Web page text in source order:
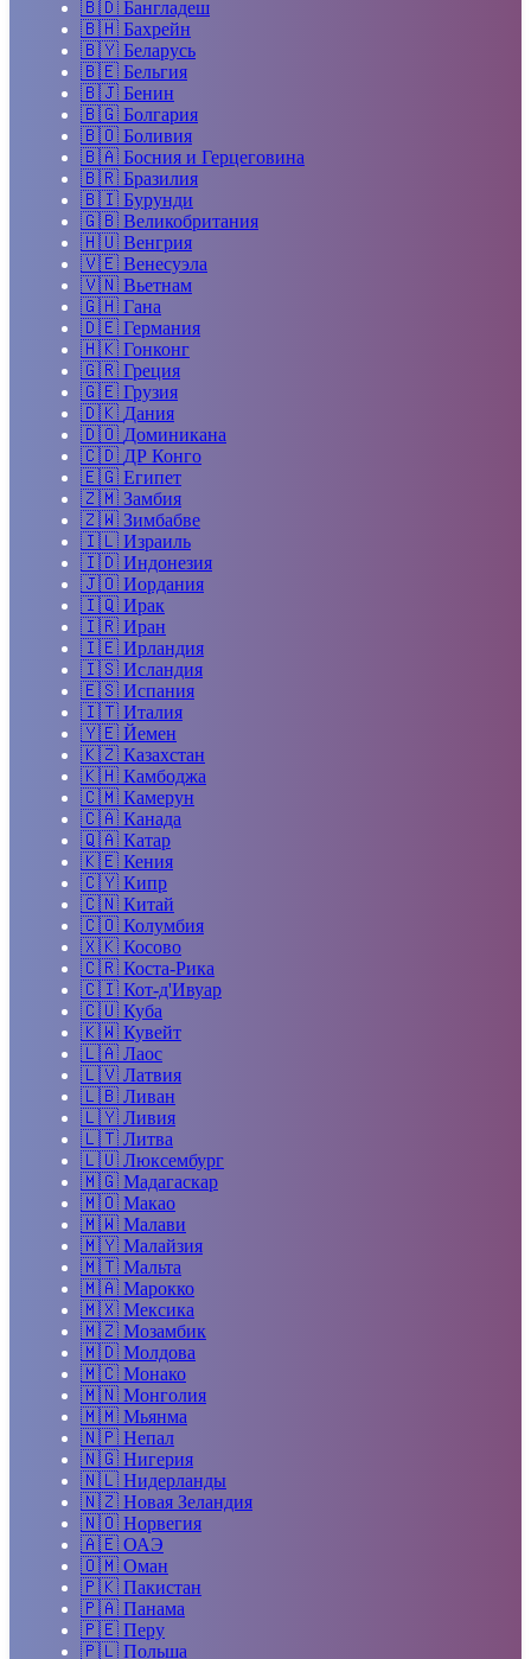
🇧🇩 Бангладеш
🇧🇭 Бахрейн
🇧🇾 Беларусь
🇧🇪 Бельгия
🇧🇯 Бенин
🇧🇬 Болгария
🇧🇴 Боливия
🇧🇦 Босния и Герцеговина
🇧🇷 Бразилия
🇧🇮 Бурунди
🇬🇧 Великобритания
🇭🇺 Венгрия
🇻🇪 Венесуэла
🇻🇳 Вьетнам
🇬🇭 Гана
🇩🇪 Германия
🇭🇰 Гонконг
🇬🇷 Греция
🇬🇪 Грузия
🇩🇰 Дания
🇩🇴 Доминикана
🇨🇩 ДР Конго
🇪🇬 Египет
🇿🇲 Замбия
🇿🇼 Зимбабве
🇮🇱 Израиль
🇮🇩 Индонезия
🇯🇴 Иордания
🇮🇶 Ирак
🇮🇷 Иран
🇮🇪 Ирландия
🇮🇸 Исландия
🇪🇸 Испания
🇮🇹 Италия
🇾🇪 Йемен
🇰🇿 Казахстан
🇰🇭 Камбоджа
🇨🇲 Камерун
🇨🇦 Канада
🇶🇦 Катар
🇰🇪 Кения
🇨🇾 Кипр
🇨🇳 Китай
🇨🇴 Колумбия
🇽🇰 Косово
🇨🇷 Коста-Рика
🇨🇮 Кот-д'Ивуар
🇨🇺 Куба
🇰🇼 Кувейт
🇱🇦 Лаос
🇱🇻 Латвия
🇱🇧 Ливан
🇱🇾 Ливия
🇱🇹 Литва
🇱🇺 Люксембург
🇲🇬 Мадагаскар
🇲🇴 Макао
🇲🇼 Малави
🇲🇾 Малайзия
🇲🇹 Мальта
🇲🇦 Марокко
🇲🇽 Мексика
🇲🇿 Мозамбик
🇲🇩 Молдова
🇲🇨 Монако
🇲🇳 Монголия
🇲🇲 Мьянма
🇳🇵 Непал
🇳🇬 Нигерия
🇳🇱 Нидерланды
🇳🇿 Новая Зеландия
🇳🇴 Норвегия
🇦🇪 ОАЭ
🇴🇲 Оман
🇵🇰 Пакистан
🇵🇦 Панама
🇵🇪 Перу
🇵🇱 Польша